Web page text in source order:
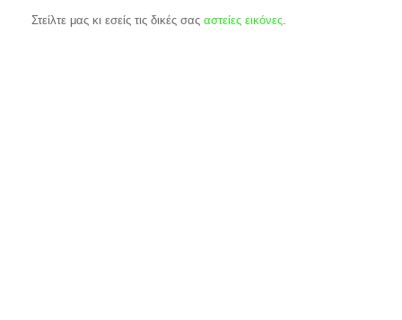
Στείλτε μας κι εσείς τις δικές σαςαστείες εικόνες